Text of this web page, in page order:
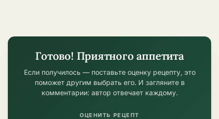
Готово! Приятного аппетита
Если получилось — поставьте оценку рецепту, это
поможет другим выбрать его. И загляните в
комментарии: автор отвечает каждому.
ОЦЕНИТЬ РЕЦЕПТ